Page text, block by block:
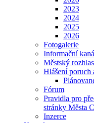
2023
2024
2025
2026
Fotogalerie
Informační
Městský rozhlas
Hlášení poruch
Fórum
Pravidla pro
stránky Města
Inzerce